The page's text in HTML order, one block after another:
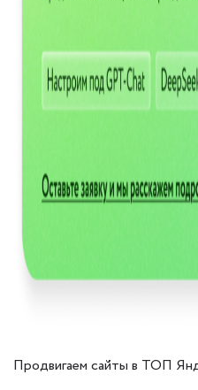
Продвигаем сайты в ТОП